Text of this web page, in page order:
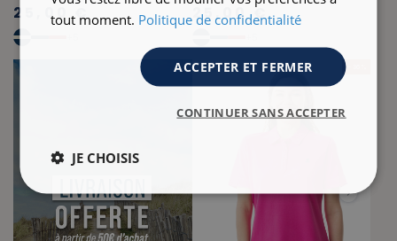
25,00 € 25,00 €
tout moment. Politique de confidentialité
ACCEPTER ET FERMER
CONTINUER SANS ACCEPTER
JE CHOISIS